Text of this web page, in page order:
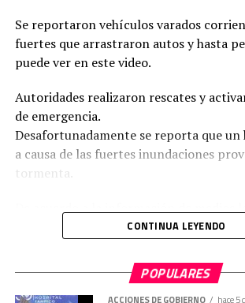
Se reportaron vehículos varados
fuertes que arrastraron autos y hasta
puede ver en este video.
Autoridades realizaron rescates y
de emergencia.
Desafortunadamente se reporta que
a causa de las fuertes inundaciones
tormenta.
De acuerdo a la información de medios
quien fue arrastrada por la corriente,
También se reportan múltiples
personas auxiliadas.
CONTINUA LEYENDO
POPULARES
ACCIONES DE GOBIERNO hace 5